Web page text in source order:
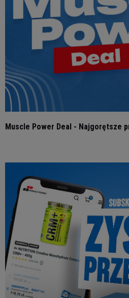
Muscle Power Deal - Najgorętsze